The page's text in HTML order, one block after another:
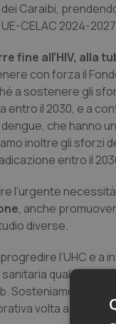
dei Caraibi,
CELAC 2024-
fine all’HIV, alla
con forza il
a sostenere gli
entro il 2030, e a
che hanno
inoltre gli sforzi
entro il
l’urgente
, anche
diverse.
l’UHC e
qualificata,
Sosteniamo inoltre
volta a ridurre